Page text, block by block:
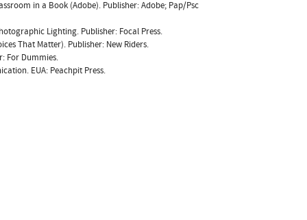
in a Book (Adobe). Publisher: Adobe; Pap/Psc
Lighting. Publisher: Focal Press.
That Matter). Publisher: New Riders.
For Dummies.
EUA: Peachpit Press.